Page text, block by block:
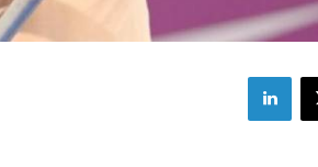
‫X لينكدإن